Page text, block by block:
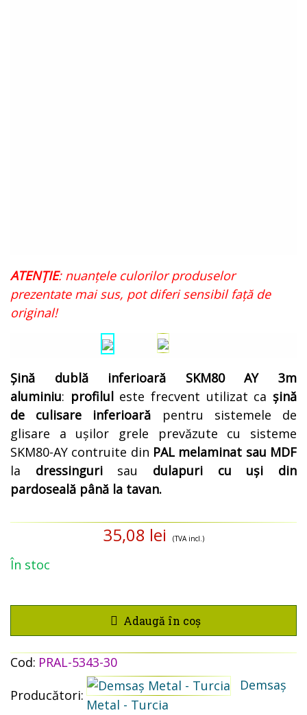
ATENȚIE: nuanțele culorilor produselor
prezentate mai sus, pot diferi sensibil față de
original!
Șină dublă inferioară SKM80 AY 3m
aluminiu: profiluleste frecvent utilizat cașină
de culisare inferioară pentru sistemele de
glisare a ușilor grele prevăzute cu sisteme
SKM80-AY contruite din PAL melaminat sau MDF
la dressingurisau dulapuri cu uși din
pardoseală până la tavan.
35,08 lei (TVA incl.)
În stoc
Adaugă în coș
Cod: PRAL-5343-30
Producători:
Demsaș
Metal - Turcia